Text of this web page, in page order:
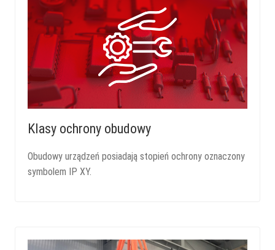
Klasy ochrony obudowy
Obudowy urządzeń posiadają stopień ochrony oznaczony
symbolem IP XY.